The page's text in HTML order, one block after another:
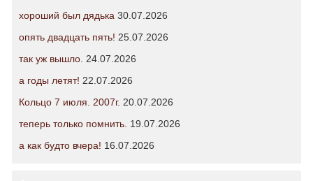
хороший был дядька 30.07.2026
опять двадцать пять! 25.07.2026
так уж вышло. 24.07.2026
а годы летят! 22.07.2026
Кольцо 7 июля. 2007г. 20.07.2026
теперь только помнить. 19.07.2026
а как будто вчера! 16.07.2026